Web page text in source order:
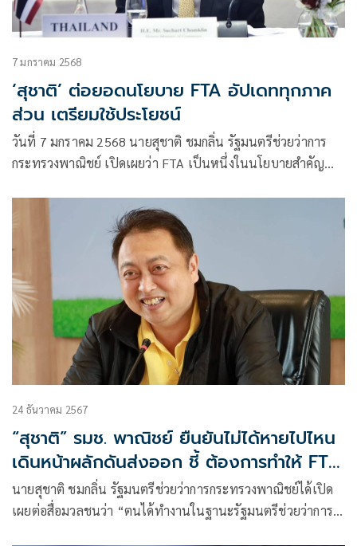
7 มกราคม 2568
‘สุชาติ’ ต่อยอดนโยบาย FTA อัปเดททุกภาค
ส่วน เตรียมใช้ประโยชน์
วันที่ 7 มกราคม 2568 นายสุชาติ ชมกลิ่น รัฐมนตรีช่วยว่าการ
กระทรวงพาณิชย์ เปิดเผยว่า FTA เป็นหนึ่งในนโยบายสำคัญ
การแข่งขันกับต่างประเทศ และเพื่อให้การเจรจา FTA
24 ธันวาคม 2567
“สุชาติ” รมช. พาณิชย์ ยืนยันไม่ได้หายไปไหน
เดินหน้าผลักดันส่งออก ชี้ ต้องการทำให้ FTA
มีประโยชน์สูงสุด
นายสุชาติ ชมกลิ่น รัฐมนตรีช่วยว่าการกระทรวงพาณิชย์ได้เปิด
เผยต่อสื่อมวลชนว่า “ตนได้ทำงานในฐานะรัฐมนตรีช่วยว่าการ